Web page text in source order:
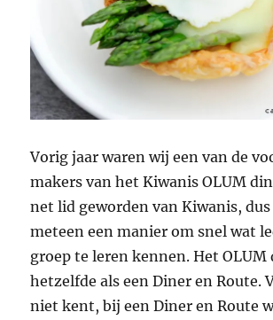
Vorig jaar waren wij een van de
makers van het Kiwanis OLUM
net lid geworden van Kiwanis, dus
meteen een manier om snel wat
groep te leren kennen. Het OLUM
hetzelfde als een Diner en Route.
niet kent, bij een Diner en Route